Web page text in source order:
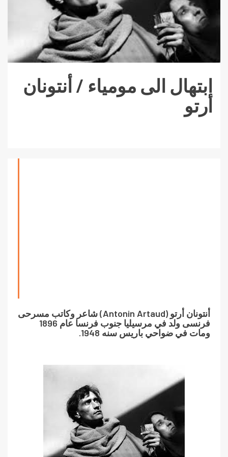
ابتهال الى مومياء / أنتونان
أرتو
أنتونان أرتو (Antonin Artaud) شاعر وكاتب مسرحى
فرنسى ولد في مرسيليا جنوب فرنسا عام 1896
ومات في ضواحي باريس سنه 1948.